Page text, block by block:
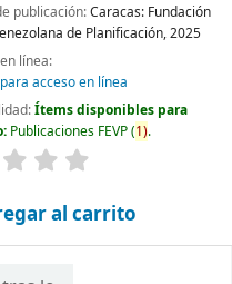
publicación:Caracas: Fundación
de Planificación,2025
línea:
acceso en línea
Ítems disponibles para
Publicaciones FEVP(1).
al carrito